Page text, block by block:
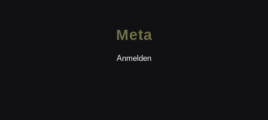
Meta
Anmelden